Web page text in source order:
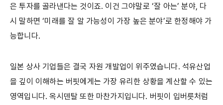
은 투자를 골라낸다는 것이죠. 이건 그야말로 ‘잘 아는’ 분야, 다
시 말하면 ‘미래를 잘 알 가능성이 가장 높은 분야’로 한정해야 가
능합니다.
일본 상사 기업들은 결국 자원 개발업이 위주였습니다. 석유산업
을 깊이 이해하는 버핏에게는 가장 유리한 상황을 계산할 수 있는
영역입니다. 옥시덴탈 또한 마찬가지입니다. 버핏이 입버릇처럼